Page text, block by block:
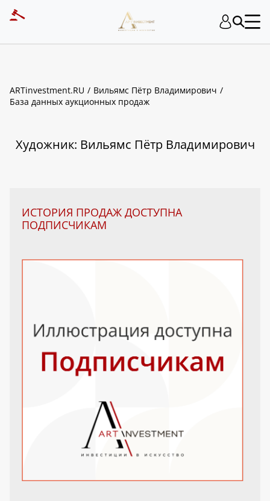
ARTinvestment.RU
Вильямс Пётр Владимирович
База данных аукционных продаж
Художник: Вильямс Пётр Владимирович
ИСТОРИЯ ПРОДАЖ ДОСТУПНА
ПОДПИСЧИКАМ